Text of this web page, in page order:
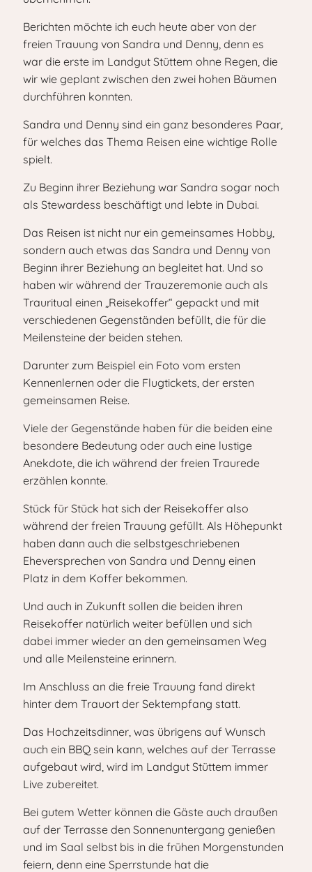
Berichten möchte ich euch heute aber von der
freien Trauung von Sandra und Denny, denn es
war die erste im Landgut Stüttem ohne Regen, die
wir wie geplant zwischen den zwei hohen Bäumen
durchführen konnten.
Sandra und Denny sind ein ganz besonderes Paar,
für welches das Thema Reisen eine wichtige Rolle
spielt.
Zu Beginn ihrer Beziehung war Sandra sogar noch
als Stewardess beschäftigt und lebte in Dubai.
Das Reisen ist nicht nur ein gemeinsames Hobby,
sondern auch etwas das Sandra und Denny von
Beginn ihrer Beziehung an begleitet hat. Und so
haben wir während der Trauzeremonie auch als
Trauritual einen „Reisekoffer“ gepackt und mit
verschiedenen Gegenständen befüllt, die für die
Meilensteine der beiden stehen.
Darunter zum Beispiel ein Foto vom ersten
Kennenlernen oder die Flugtickets, der ersten
gemeinsamen Reise.
Viele der Gegenstände haben für die beiden eine
besondere Bedeutung oder auch eine lustige
Anekdote, die ich während der freien Traurede
erzählen konnte.
Stück für Stück hat sich der Reisekoffer also
während der freien Trauung gefüllt. Als Höhepunkt
haben dann auch die selbstgeschriebenen
Eheversprechen von Sandra und Denny einen
Platz in dem Koffer bekommen.
Und auch in Zukunft sollen die beiden ihren
Reisekoffer natürlich weiter befüllen und sich
dabei immer wieder an den gemeinsamen Weg
und alle Meilensteine erinnern.
Im Anschluss an die freie Trauung fand direkt
hinter dem Trauort der Sektempfang statt.
Das Hochzeitsdinner, was übrigens auf Wunsch
auch ein BBQ sein kann, welches auf der Terrasse
aufgebaut wird, wird im Landgut Stüttem immer
Live zubereitet.
Bei gutem Wetter können die Gäste auch draußen
auf der Terrasse den Sonnenuntergang genießen
und im Saal selbst bis in die frühen Morgenstunden
feiern, denn eine Sperrstunde hat die